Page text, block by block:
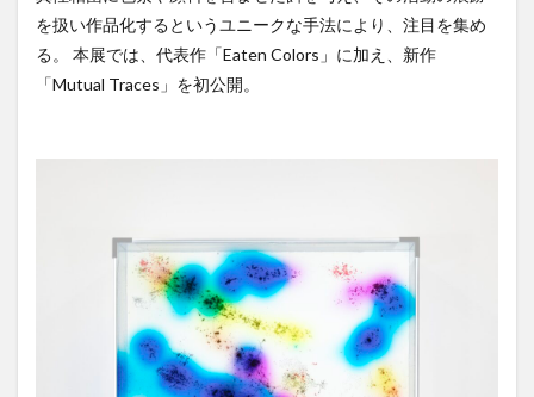
を扱い作品化するというユニークな手法により、注目を集め
る。 本展では、代表作「Eaten Colors」に加え、新作
「Mutual Traces」を初公開。